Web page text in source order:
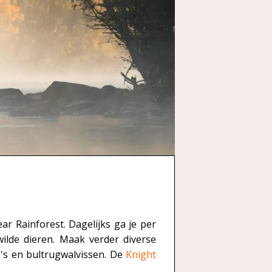
Rainforest. Dagelijks ga je per
dieren. Maak verder diverse
en bultrugwalvissen. De Knight